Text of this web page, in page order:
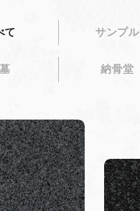
て サンプル
納骨堂